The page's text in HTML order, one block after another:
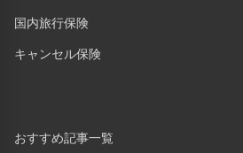
国内旅行保険
キャンセル保険
おすすめ記事一覧